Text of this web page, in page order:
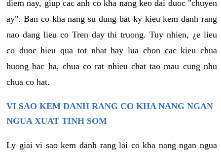
diem nay, giup cac anh co kha nang keo dai duoc "chuyen
ay". Ban co kha nang su dung bat ky kieu kem danh rang
nao dang lieu co Tren day thi truong. Tuy nhien, ¿e lieu
co duoc hieu qua tot nhat hay lua chon cac kieu chua
huong bac ha, chua co rat nhieu chat tao mau cung nhu
chua co hat.
VI SAO KEM DANH RANG CO KHA NANG NGAN
NGUA XUAT TINH SOM
Ly giai vi sao kem danh rang lai co kha nang ngan ngua